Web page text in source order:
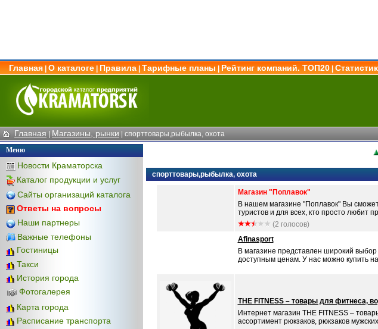
Главная О каталоге Правила Тарифные планы Рейтинг компаний. ТОП20
Главная | Магазины, рынки | спорттовары,рыбылка, охота
Меню
Новости Краматорска
Каталог продукции и услуг
Сайты организаций каталога
Ответы на вопросы
Наши партнеры
Важные телефоны
Гостиницы
Такси
История города
Фотогалерея
Карта города
Расписание транспорта
спорттовары,рыбылка, охота
Магазин "Поплавок"
В нашем магазине "Поплавок" Вы
туристов и для всех, кто просто любит
(2 голосов)
Afinasport
В магазине представлен широкий выбор
доступным ценам. У нас можно купить
THE FITNESS – товары для фитнеса,
Интернет магазин THE FITNESS –
ассортимент рюкзаков, рюкзаков